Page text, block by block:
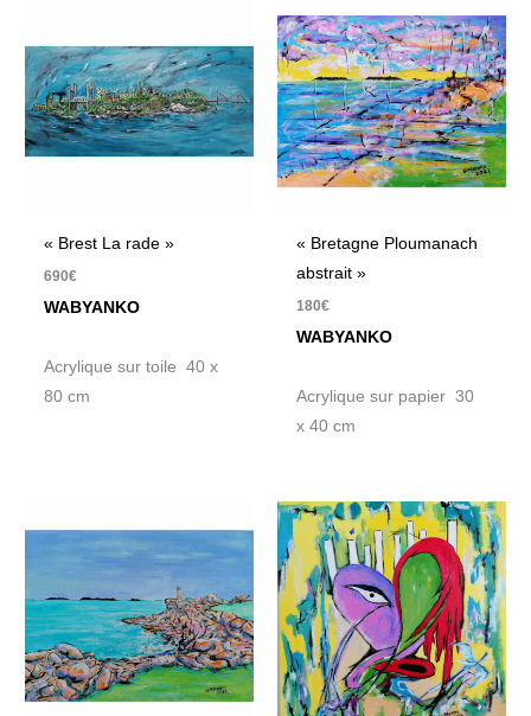
« Brest La rade »
690€
WABYANKO
Acrylique sur toile 40 x
80 cm
« Bretagne Ploumanach
abstrait »
180€
WABYANKO
Acrylique sur papier 30
x 40 cm